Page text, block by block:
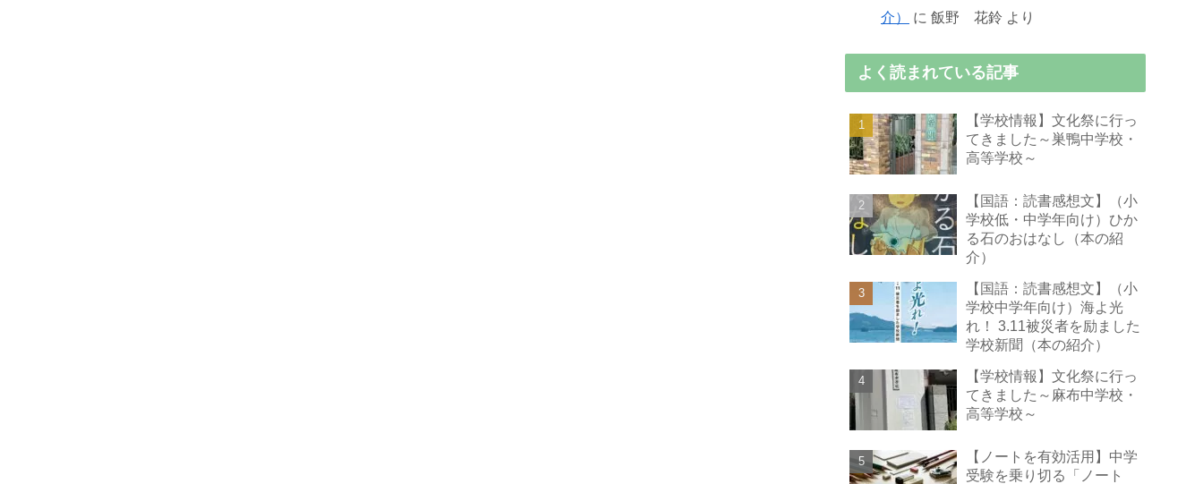
介）
に 飯野 花鈴 より
よく読まれている記事
【学校情報】文化祭に行っ
てきました～巣鴨中学校・
高等学校～
【国語：読書感想文】（小
学校低・中学年向け）ひか
る石のおはなし（本の紹
介）
【国語：読書感想文】（小
学校中学年向け）海よ光
れ！ 3.11被災者を励ました
学校新聞（本の紹介）
【学校情報】文化祭に行っ
てきました～麻布中学校・
高等学校～
【ノートを有効活用】中学
受験を乗り切る「ノート